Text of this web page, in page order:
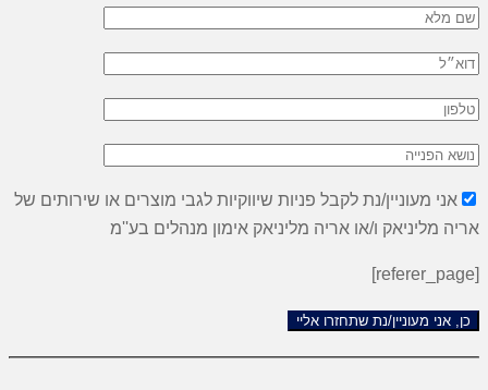
אני מעוניין/נת לקבל פניות שיווקיות לגבי מוצרים או שירותים של
אריה מליניאק ו/או אריה מליניאק אימון מנהלים בע''מ
[referer_page]